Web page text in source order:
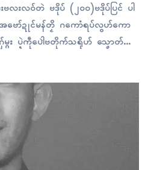
လးလဝ်တဲ ဗဒိုပ် (၂၀၀)ဗဒိုပ်ပြၚ် ပါ
ဗော်ဍုၚ်မန်တၟိ ဂကောံရပ်လွဟ်ကော
ဂး ပ္ဍဲကဵုပေါဲဗတိုက်သရိုဟ် သၞောတ်တၠ
ဗျူ…